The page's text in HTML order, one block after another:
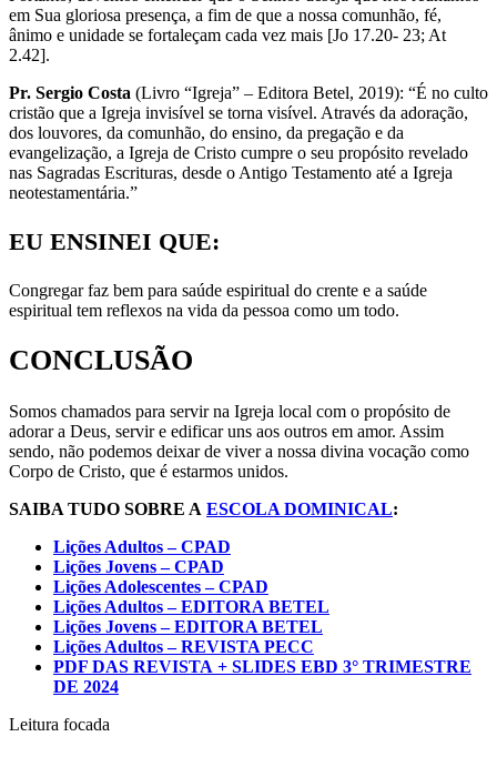
em Sua gloriosa presença, a fim de que a nossa comunhão, fé,
ânimo e unidade se fortaleçam cada vez mais [Jo 17.20- 23; At
2.42].
Pr. Sergio Costa (Livro “Igreja” – Editora Betel, 2019): “É no culto
cristão que a Igreja invisível se torna visível. Através da adoração,
dos louvores, da comunhão, do ensino, da pregação e da
evangelização, a Igreja de Cristo cumpre o seu propósito revelado
nas Sagradas Escrituras, desde o Antigo Testamento até a Igreja
neotestamentária.”
EU ENSINEI QUE:
Congregar faz bem para saúde espiritual do crente e a saúde
espiritual tem reflexos na vida da pessoa como um todo.
CONCLUSÃO
Somos chamados para servir na Igreja local com o propósito de
adorar a Deus, servir e edificar uns aos outros em amor. Assim
sendo, não podemos deixar de viver a nossa divina vocação como
Corpo de Cristo, que é estarmos unidos.
SAIBA TUDO SOBRE A ESCOLA DOMINICAL:
Lições Adultos – CPAD
Lições Jovens – CPAD
Lições Adolescentes – CPAD
Lições Adultos – EDITORA BETEL
Lições Jovens – EDITORA BETEL
Lições Adultos – REVISTA PECC
PDF DAS REVISTA + SLIDES EBD 3° TRIMESTRE
DE 2024
Leitura focada